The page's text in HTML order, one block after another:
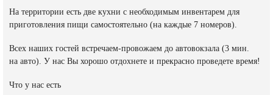
На территории есть две кухни с необходимым инвентарем для
приготовления пищи самостоятельно (на каждые 7 номеров).
Всех наших гостей встречаем-провожаем до автовокзала (3 мин.
на авто). У нас Вы хорошо отдохнете и прекрасно проведете время!
Что у нас есть